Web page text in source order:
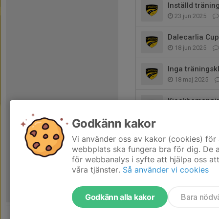
Inställd
23 jun 2025
Dalecarlia
18 jun 2025
Inga
18 maj 2025
15 apr 2025
Godkänn kakor
Vi använder oss av kakor (cookies)
webbplats ska fungera bra för dig. De
för webbanalys i syfte att hjälpa oss
våra tjänster. Så använder vi cookies
Godkänn alla kakor Bara